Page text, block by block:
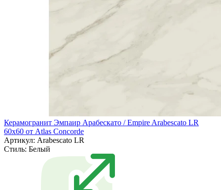
Керамогранит Эмпаир Арабескато / Empire Arabescato LR
60x60 от Atlas Concorde
Артикул: Arabescato LR
Стиль: Белый